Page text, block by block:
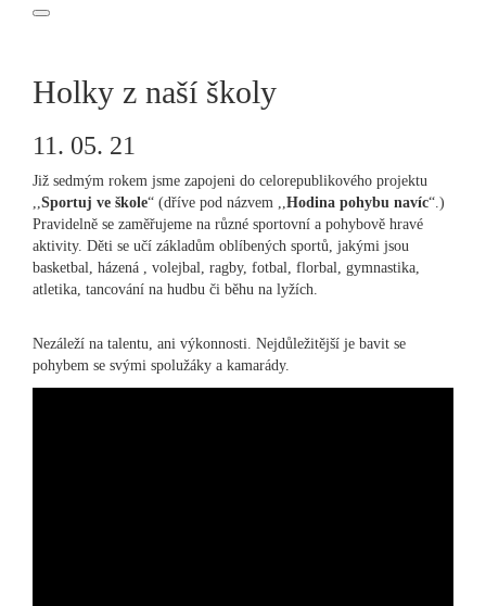
Holky z naší školy
11. 05. 21
Již sedmým rokem jsme zapojeni do celorepublikového projektu
Sportuj ve škole“ (dříve pod názvem ,, Hodina pohybu navíc“.)
Pravidelně se zaměřujeme na různé sportovní a pohybově hravé
aktivity. Děti se učí základům oblíbených sportů, jakými jsou
basketbal, házená , volejbal, ragby, fotbal, florbal, gymnastika,
atletika, tancování na hudbu či běhu na lyžích.
Nezáleží na talentu, ani výkonnosti. Nejdůležitější je bavit se
pohybem se svými spolužáky a kamarády.